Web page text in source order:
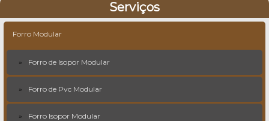
Serviços
Forro Modular
Forro de Isopor Modular
Forro de Pvc Modular
Forro Isopor Modular